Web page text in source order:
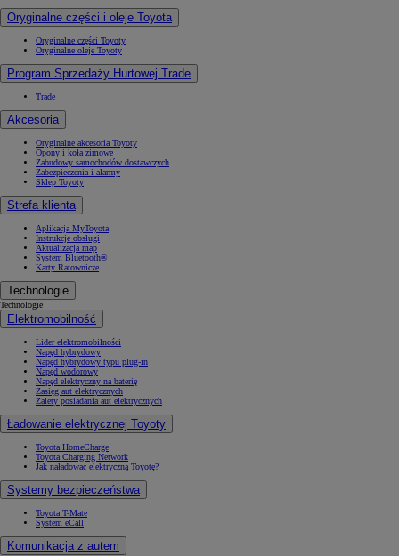
Oryginalne części i oleje Toyota
Oryginalne części Toyoty
Oryginalne oleje Toyoty
Program Sprzedaży Hurtowej Trade
Trade
Akcesoria
Oryginalne akcesoria Toyoty
Opony i koła zimowe
Zabudowy samochodów dostawczych
Zabezpieczenia i alarmy
Sklep Toyoty
Strefa klienta
Aplikacja MyToyota
Instrukcje obsługi
Aktualizacja map
System Bluetooth®
Karty Ratownicze
Technologie
Technologie
Elektromobilność
Lider elektromobilności
Napęd hybrydowy
Napęd hybrydowy typu plug-in
Napęd wodorowy
Napęd elektryczny na baterię
Zasięg aut elektrycznych
Zalety posiadania aut elektrycznych
Ładowanie elektrycznej Toyoty
Toyota HomeCharge
Toyota Charging Network
Jak naładować elektryczną Toyotę?
Systemy bezpieczeństwa
Toyota T-Mate
System eCall
Komunikacja z autem